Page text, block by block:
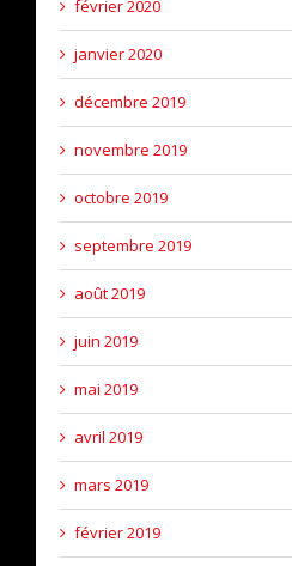
février 2020
janvier 2020
décembre 2019
novembre 2019
octobre 2019
septembre 2019
août 2019
juin 2019
mai 2019
avril 2019
mars 2019
février 2019